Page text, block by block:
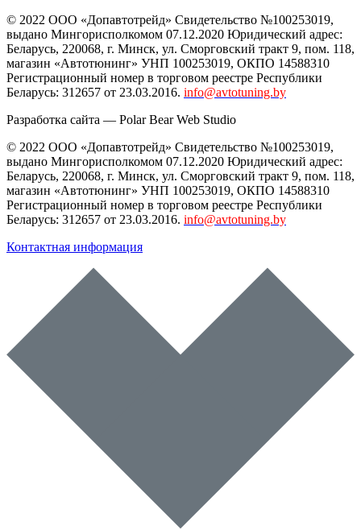
© 2022 ООО «Допавтотрейд» Свидетельство №100253019,
выдано Мингорисполкомом 07.12.2020 Юридический адрес:
Беларусь, 220068, г. Минск, ул. Сморговский тракт 9, пом. 118,
магазин «Автотюнинг» УНП 100253019, ОКПО 14588310
Регистрационный номер в торговом реестре Республики
Беларусь: 312657 от 23.03.2016. info@avtotuning.by
Разработка сайта — Polar Bear Web Studio
© 2022 ООО «Допавтотрейд» Свидетельство №100253019,
выдано Мингорисполкомом 07.12.2020 Юридический адрес:
Беларусь, 220068, г. Минск, ул. Сморговский тракт 9, пом. 118,
магазин «Автотюнинг» УНП 100253019, ОКПО 14588310
Регистрационный номер в торговом реестре Республики
Беларусь: 312657 от 23.03.2016. info@avtotuning.by
Контактная информация